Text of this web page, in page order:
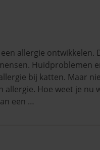
allergie ontwikkelen.
Huidproblemen
bij katten. Maar
Hoe weet je nu
een …